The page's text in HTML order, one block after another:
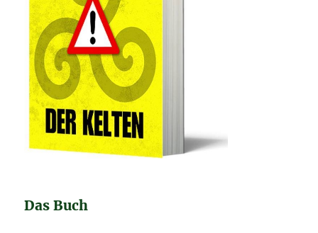
Das Buch